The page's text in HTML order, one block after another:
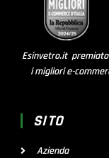
Esinvetro.it premiato
i migliori e-
SITO
Azienda